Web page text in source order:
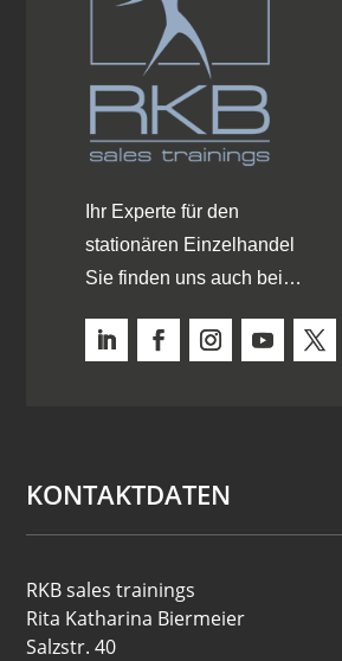
Ihr Experte für den
stationären Einzelhandel
Sie finden uns auch bei…
KONTAKTDATEN
RKB sales trainings
Rita Katharina Biermeier
Salzstr. 40